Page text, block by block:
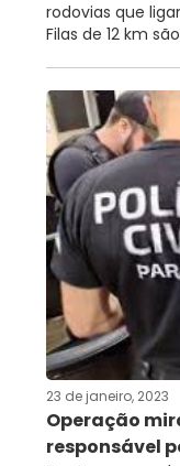
rodovias que
Filas de 12 km
23 de janeiro, 2023
Operação
responsável